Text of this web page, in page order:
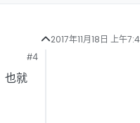
#4
也就
2017年11月18日 上午